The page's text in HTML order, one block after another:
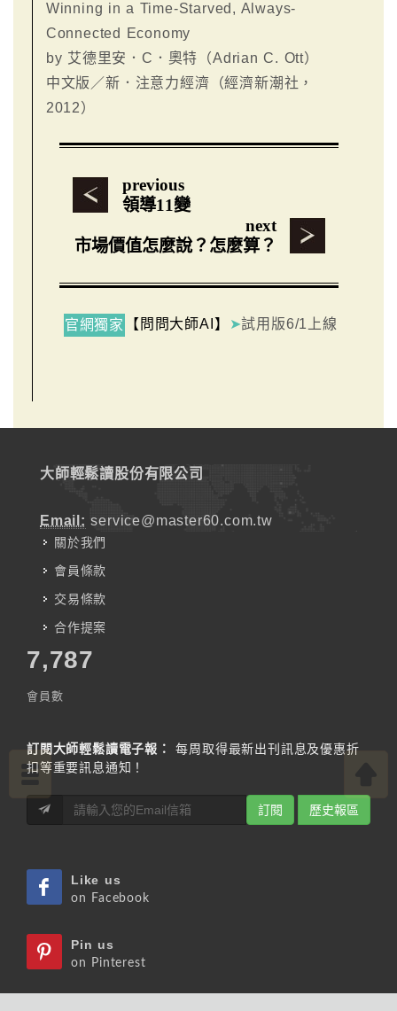
Winning in a Time-Starved, Always-
Connected Economy
by 艾德里安．C．奧特（Adrian C. Ott）
中文版／新．注意力經濟（經濟新潮社，
2012）
previous
領導11變
next
市場價值怎麼說？怎麼算？
官網獨家 【問問大師AI】 ➤試用版6/1上線
大師輕鬆讀股份有限公司
Email: service@master60.com.tw
關於我們
會員條款
交易條款
合作提案
7,787
會員數
訂閱大師輕鬆讀電子報：
每周取得最新出刊訊息及優惠折
扣等重要訊息通知！
訂閱 歷史報區
Like us
on Facebook
Pin us
on Pinterest